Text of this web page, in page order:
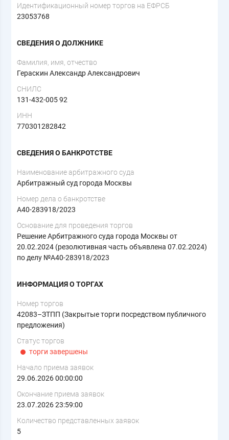
Идентификационный номер торгов на ЕФРСБ
23053768
СВЕДЕНИЯ О ДОЛЖНИКЕ
Фамилия, имя, отчество
Гераскин Александр Александрович
СНИЛС
131-432-005 92
ИНН
770301282842
СВЕДЕНИЯ О БАНКРОТСТВЕ
Наименование арбитражного суда
Арбитражный суд города Москвы
Номер дела о банкротстве
А40-283918/2023
Основание для проведения торгов
Решение Арбитражного суда города Москвы от
20.02.2024 (резолютивная часть объявлена 07.02.2024)
по делу №А40-283918/2023
ИНФОРМАЦИЯ О ТОРГАХ
Номер торгов
42083–ЗТПП (Закрытые торги посредством публичного
предложения)
Статус торгов
торги завершены
Начало приема заявок
29.06.2026 00:00:00
Окончание приема заявок
23.07.2026 23:59:00
Количество представленных заявок
5